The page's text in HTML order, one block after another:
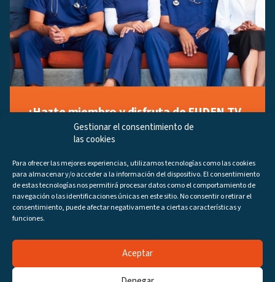
Gestionar el consentimiento de
las cookies
Para ofrecer las mejores experiencias, utilizamos tecnologías como las cookies
para almacenar y/o acceder a la información del dispositivo. El consentimiento
de estas tecnologías nos permitirá procesar datos como el comportamiento de
navegación o las identificaciones únicas en este sitio. No consentir o retirar el
consentimiento, puede afectar negativamente a ciertas características y
funciones.
Aceptar
¡Hazte miembro y disfruta de FUDEN TV
a tu manera!
Regístrate ahora gratuitamente y marca tus videos
los últimos programas disponibles.
Regístrate ahora
Canales Programas DIRECTO